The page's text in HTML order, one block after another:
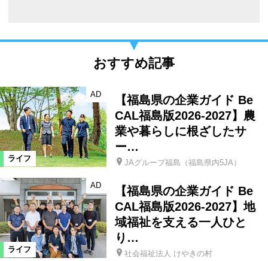
おすすめ記事
ライフ
AD
【福島県の企業ガイド Be
CAL福島版2026-2027】農
業や暮らしに根ざしたサ
ー…
JAグループ福島（福島県内5JA）
ライフ
AD
【福島県の企業ガイド Be
CAL福島版2026-2027】地
域福祉を支える一人ひと
り…
社会福祉法人 けやきの村